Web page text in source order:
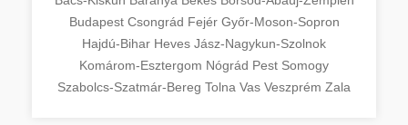
Budapest Csongrád Fejér Győr-Moson-Sopron
Hajdú-Bihar Heves Jász-Nagykun-Szolnok
Komárom-Esztergom Nógrád Pest Somogy
Szabolcs-Szatmár-Bereg Tolna Vas Veszprém Zala